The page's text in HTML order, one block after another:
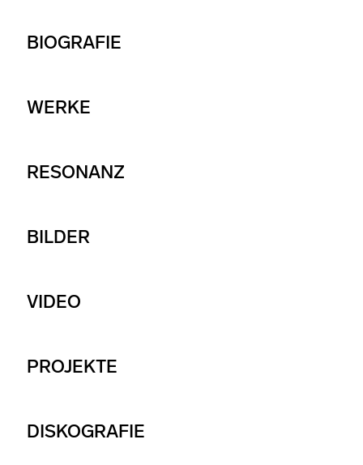
BIOGRAFIE
WERKE
RESONANZ
BILDER
VIDEO
PROJEKTE
DISKOGRAFIE